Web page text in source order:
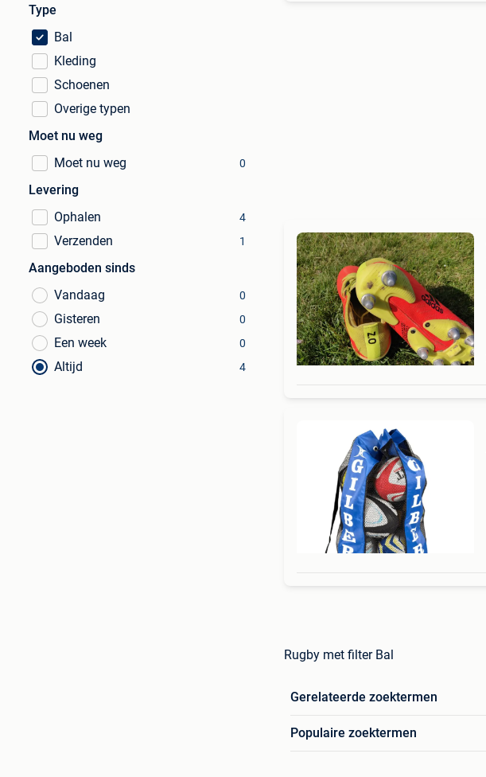
Type
Bal
Kleding
Schoenen
Overige typen
Moet nu weg
Moet nu weg
0
Levering
Ophalen
4
Verzenden 1
Aangeboden sinds
Vandaag
0
Gisteren 0
Een week 0
Altijd 4
Rugby met filter Bal
Gerelateerde zoektermen
Populaire zoektermen